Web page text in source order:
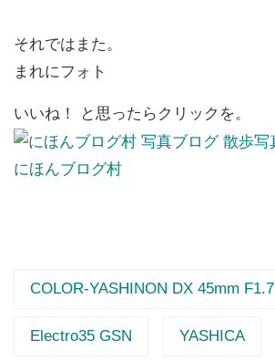
それではまた。
まれにフォト
いいね！ と思ったらクリックを。
にほんブログ村
COLOR-YASHINON DX 45mm F1.7
Electro35 GSN YASHICA